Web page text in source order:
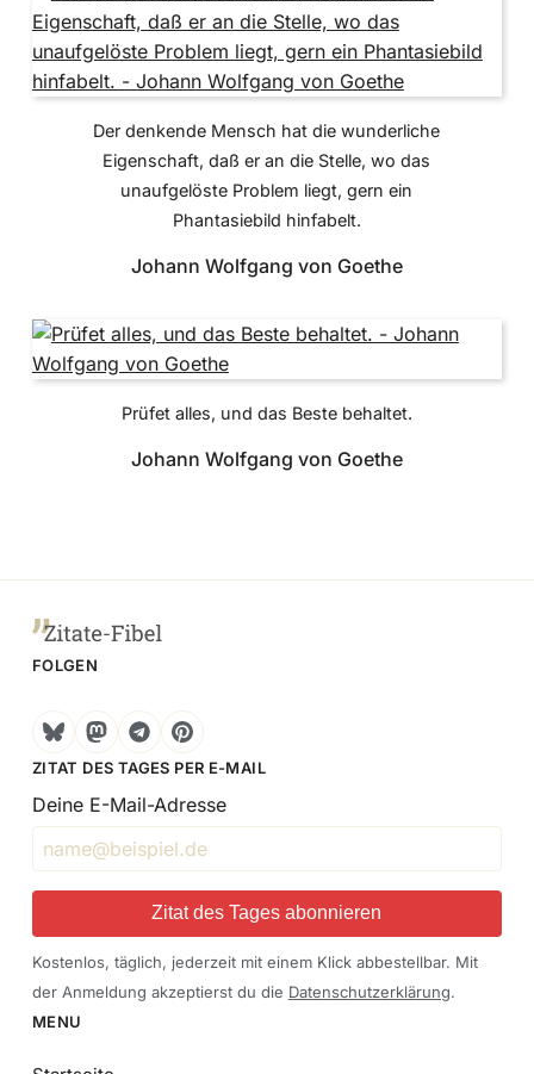
Der denkende Mensch hat die wunderliche
Eigenschaft, daß er an die Stelle, wo das
unaufgelöste Problem liegt, gern ein
Phantasiebild hinfabelt.
Johann Wolfgang von Goethe
Prüfet alles, und das Beste behaltet.
Johann Wolfgang von Goethe
FOLGEN
BlueskyMastodon
TelegramPinterest
ZITAT DES TAGES PER E-MAIL
Deine E-Mail-Adresse
Zitat des Tages abonnieren
Kostenlos, täglich, jederzeit mit einem Klick abbestellbar. Mit
der Anmeldung akzeptierst du die Datenschutzerklärung.
MENU